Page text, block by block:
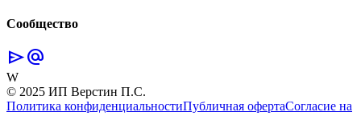
Сообщество
sendalternate_email
W
© 2025 ИП Верстин П.С.
Политика конфиденциальностиПубличная офертаСогласие на